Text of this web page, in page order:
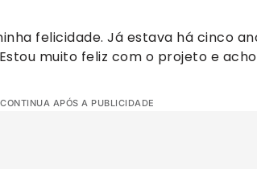
felicidade. Já estava há cinco
muito feliz com o projeto e
CONTINUA APÓS A PUBLICIDADE